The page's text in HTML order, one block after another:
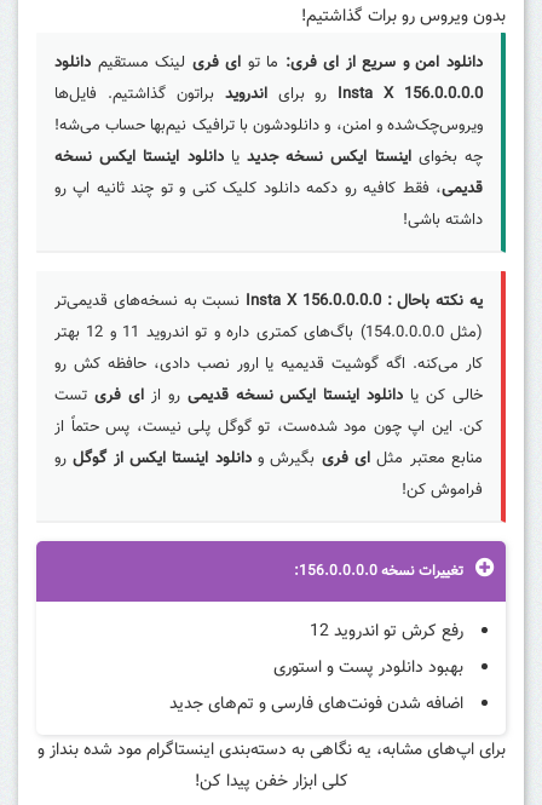
بدون ویروس رو برات گذاشتیم!
دانلود امن و سریع از ای فری: ما تو ای فری لینک مستقیم دانلود
Insta X 156.0.0.0.0 رو برایاندروید براتون گذاشتیم. فایل‌ها
ویروس‌چک‌شده و امنن، و دانلودشون با ترافیک نیم‌بها حساب می‌شه!
چه بخوایاینستا ایکس نسخه جدیدیادانلود اینستا ایکس نسخه
قدیمی، فقط کافیه رو دکمه دانلود کلیک کنی و تو چند ثانیه اپ رو
داشته باشی!
یه نکته باحال :Insta X 156.0.0.0.0 نسبت به نسخه‌های قدیمی‌تر
(مثل 154.0.0.0.0) باگ‌های کمتری داره و تو اندروید 11 و 12 بهتر
کار می‌کنه. اگه گوشیت قدیمیه یا ارور نصب دادی، حافظه کش رو
خالی کن یا دانلود اینستا ایکس نسخه قدیمی رو ازای فری تست
کن. این اپ چون مود شده‌ست، تو گوگل پلی نیست، پس حتماً از
منابع معتبر مثل ای فری بگیرش ودانلود اینستا ایکس از گوگلرو
فراموش کن!
تغییرات نسخه 156.0.0.0.0:
رفع کرش تو اندروید 12
بهبود دانلودر پست و استوری
اضافه شدن فونت‌های فارسی و تم‌های جدید
برای اپ‌های مشابه، یه نگاهی به دسته‌بندی اینستاگرام مود شده بنداز و
کلی ابزار خفن پیدا کن!